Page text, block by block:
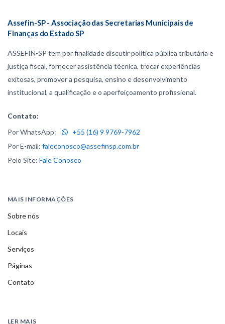
Assefin-SP - Associação das Secretarias Municipais de
Finanças do Estado SP
ASSEFIN-SP tem por finalidade discutir política pública tributária e
justiça fiscal, fornecer assistência técnica, trocar experiências
exitosas, promover a pesquisa, ensino e desenvolvimento
institucional, a qualificação e o aperfeiçoamento profissional.
Contato:
Por WhatsApp:
+55 (16) 9 9769-7962
Por E-mail: faleconosco@assefinsp.com.br
Pelo Site: Fale Conosco
MAIS INFORMAÇÕES
Sobre nós
Locais
Serviços
Páginas
Contato
LER MAIS